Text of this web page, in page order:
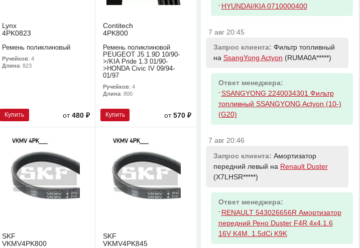
Lynx
4PK0823
Ремень поликлиновый
Ручейков: 4
Длина: 823
Купить от480 ₽
Contitech
4PK800
Ремень поликлиновой
PEUGEOT J5 1.9D 10/90-
>/KIA Pride 1.3 01/90-
>HONDA Civic IV 09/94-
01/97
Ручейков: 4
Длина: 800
Купить от 570 ₽
SKF
VKMV4PK800
SKF
VKMV4PK845
- HYUNDAI/KIA 0710000400
7 авг 20:45
Запрос клиента: Фильтр топливный
на SsangYong Actyon (RUMA0A*****)
Ответ менеджера:
- SSANGYONG 2240034301 Фильтр
топливный SSANGYONG Actyon (10-)
(G20)
7 авг 20:46
Запрос клиента: Амортизатор
передний левый на Renault Duster
(X7LHSR*****)
Ответ менеджера:
- RENAULT 543026656R Амортизатор
передний Рено Duster F4R 4x4.1.6
16V K4M. 1.5dCi K9K